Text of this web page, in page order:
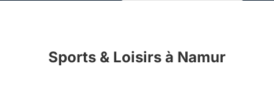
Sports & Loisirs à Namur